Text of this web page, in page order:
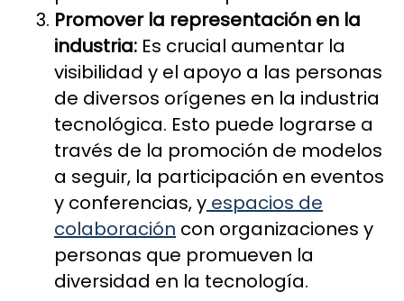
Promover la representación en la
industria: Es crucial aumentar la
visibilidad y el apoyo a las personas
de diversos orígenes en la industria
tecnológica. Esto puede lograrse a
través de la promoción de modelos
a seguir, la participación en eventos
y conferencias, y espacios de
colaboración con organizaciones y
personas que promueven la
diversidad en la tecnología.